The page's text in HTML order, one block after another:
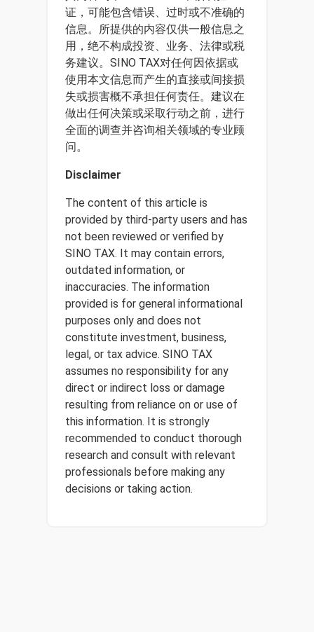
证，可能包含错误、过时或不准确的
信息。所提供的内容仅供一般信息之
用，绝不构成投资、业务、法律或税
务建议。SINO TAX对任何因依据或
使用本文信息而产生的直接或间接损
失或损害概不承担任何责任。建议在
做出任何决策或采取行动之前，进行
全面的调查并咨询相关领域的专业顾
问。
Disclaimer
The content of this article is
provided by third-party users and has
not been reviewed or verified by
SINO TAX. It may contain errors,
outdated information, or
inaccuracies. The information
provided is for general informational
purposes only and does not
constitute investment, business,
legal, or tax advice. SINO TAX
assumes no responsibility for any
direct or indirect loss or damage
resulting from reliance on or use of
this information. It is strongly
recommended to conduct thorough
research and consult with relevant
professionals before making any
decisions or taking action.